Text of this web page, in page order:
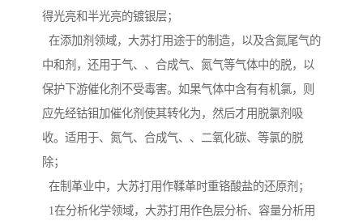
得光亮和半光亮的镀银层；
在添加剂领域，大苏打用途于的制造，以及含氮尾气的
中和剂，还用于气、、合成气、氮气等气体中的脱，以
保护下游催化剂不受毒害。如果气体中含有有机氯，则
应先经钴钼加催化剂使其转化为，然后才用脱氯剂吸
收。适用于、氮气、合成气、、二氧化碳、等氯的脱
除；
在制革业中，大苏打用作鞣革时重铬酸盐的还原剂；
1在分析化学领域，大苏打用作色层分析、容量分析用